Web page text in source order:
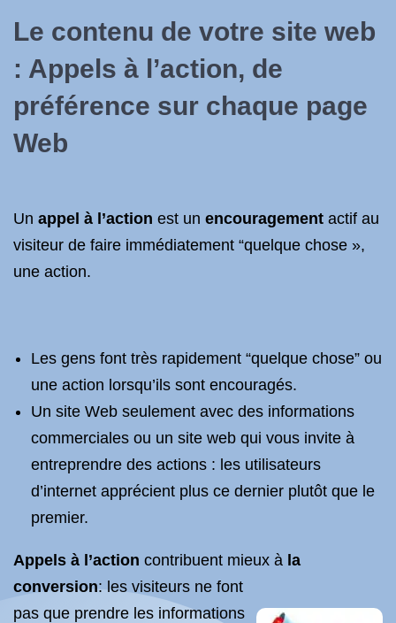
Le contenu de votre site web
: Appels à l’action, de
préférence sur chaque page
Web
Un appel à l’action est un encouragement actif au
visiteur de faire immédiatement “quelque chose »,
une action.
Les gens font très rapidement “quelque chose” ou
une action lorsqu’ils sont encouragés.
Un site Web seulement avec des informations
commerciales ou un site web qui vous invite à
entreprendre des actions : les utilisateurs
d’internet apprécient plus ce dernier plutôt que le
premier.
Appels à l’action contribuent mieux à la
conversion: les visiteurs ne font
pas que prendre les informations